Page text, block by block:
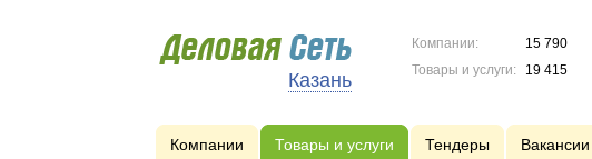
Казань
Компании:
15 790
Товары и услуги:
19 415
Компании Товары и услуги Тендеры Вакансии